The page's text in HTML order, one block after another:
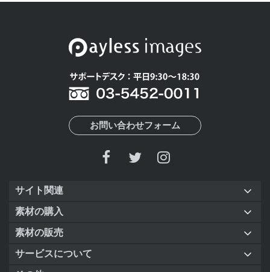
お問い合わせフォーム
サイト関連
素材の購入
素材の販売
サービスについて